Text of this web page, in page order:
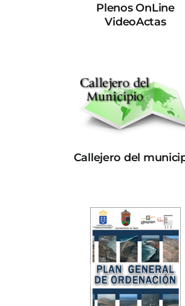
Plenos OnLine
VideoActas
Callejero del